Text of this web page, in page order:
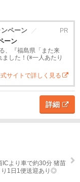
ペーン PR
ーン
、『福島県「また来
した！(※一人あたり
サイトで詳しく見る
詳細
1日1便送迎あり◎